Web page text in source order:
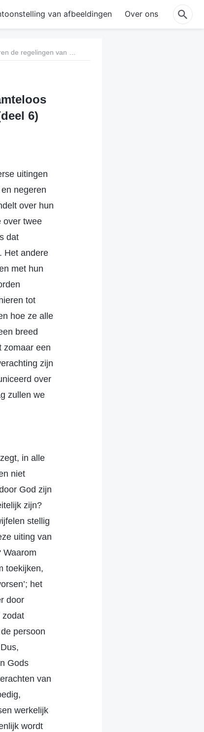
van afbeeldingen Over ons
6)
uitingen
negeren
over hun
over twee
dat
Het andere
met hun
tot
hoe ze alle
breed
zomaar een
zijn
over
zullen we
in alle
niet
God zijn
zijn?
stellig
uiting van
Waarom
toekijken,
het
door
zodat
persoon
Gods
van
werkelijk
wordt